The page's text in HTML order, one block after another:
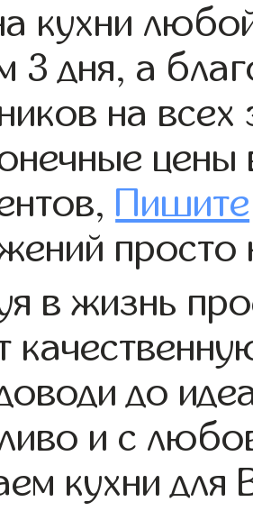
кухни
3 дня, а
на всех
цены
Пишите
просто
в жизнь
до
и с
кухни для